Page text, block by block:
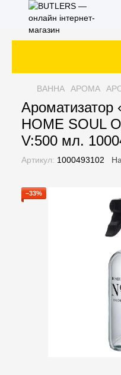
ВАННА АРОМА
Ароматизатор
HOME SOUL
V:500 мл.
Артикул: 1000493102
−33%